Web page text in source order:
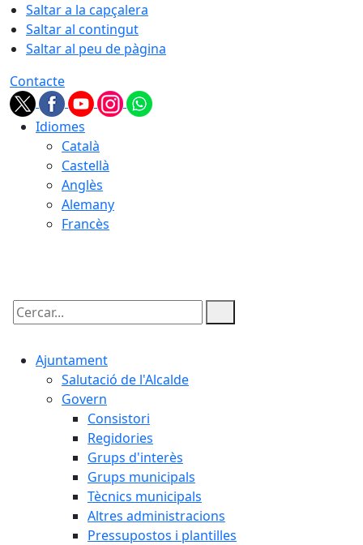
Saltar a la capçalera
Saltar al contingut
Saltar al peu de pàgina
Contacte
Idiomes
Català
Castellà
Anglès
Alemany
Francès
Cercar:
Ajuntament
Salutació de l'Alcalde
Govern
Consistori
Regidories
Grups d'interès
Grups municipals
Tècnics municipals
Altres administracions
Pressupostos i plantilles